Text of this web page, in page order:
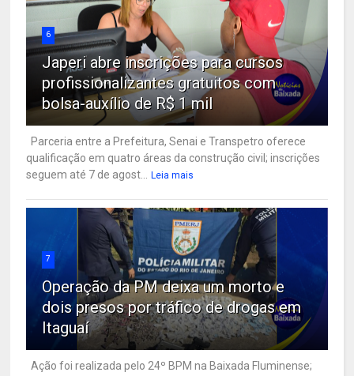
6
Japeri abre inscrições para cursos
profissionalizantes gratuitos com
bolsa-auxílio de R$ 1 mil
Parceria entre a Prefeitura, Senai e Transpetro oferece
qualificação em quatro áreas da construção civil; inscrições
seguem até 7 de agost...
Leia mais
7
Operação da PM deixa um morto e
dois presos por tráfico de drogas em
Itaguaí
Ação foi realizada pelo 24º BPM na Baixada Fluminense;